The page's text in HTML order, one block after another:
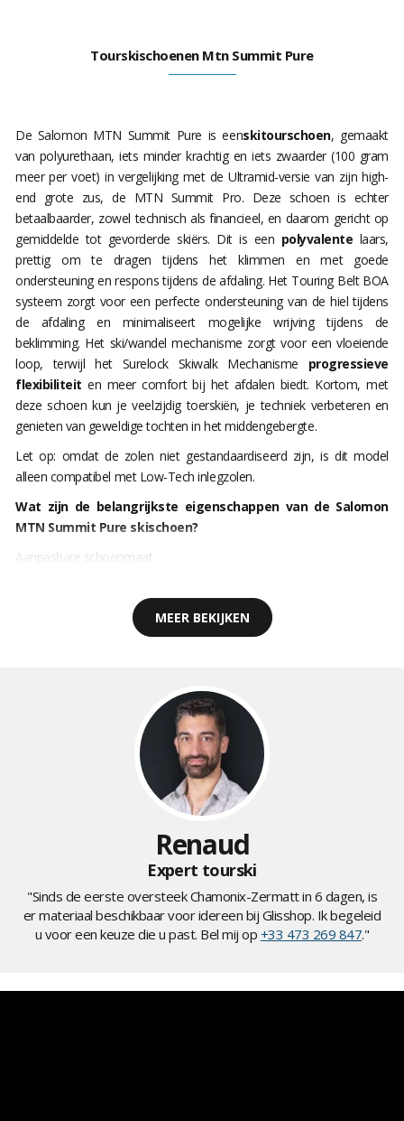
Tourskischoenen Mtn Summit Pure
De Salomon MTN Summit Pure is eenskitourschoen, gemaakt
van polyurethaan, iets minder krachtig en iets zwaarder (100 gram
meer per voet) in vergelijking met de Ultramid-versie van zijn high-
end grote zus, de MTN Summit Pro. Deze schoen is echter
betaalbaarder, zowel technisch als financieel, en daarom gericht op
gemiddelde tot gevorderde skiërs. Dit is een polyvalente laars,
prettig om te dragen tijdens het klimmen en met goede
ondersteuning en respons tijdens de afdaling. Het Touring Belt BOA
systeem zorgt voor een perfecte ondersteuning van de hiel tijdens
de afdaling en minimaliseert mogelijke wrijving tijdens de
beklimming. Het ski/wandel mechanisme zorgt voor een vloeiende
loop, terwijl het Surelock Skiwalk Mechanisme progressieve
flexibiliteit en meer comfort bij het afdalen biedt. Kortom, met
deze schoen kun je veelzijdig toerskiën, je techniek verbeteren en
genieten van geweldige tochten in het middengebergte.
Let op: omdat de zolen niet gestandaardiseerd zijn, is dit model
alleen compatibel met Low-Tech inlegzolen.
Wat zijn de belangrijkste eigenschappen van de Salomon
MTN Summit Pure skischoen?
Aanpasbare schoenmaat
MEER BEKIJKEN
Renaud
Expert tourski
"Sinds de eerste oversteek Chamonix-Zermatt in 6 dagen, is
er materiaal beschikbaar voor idereen bij Glisshop. Ik begeleid
u voor een keuze die u past. Bel mij op +33 473 269 847."